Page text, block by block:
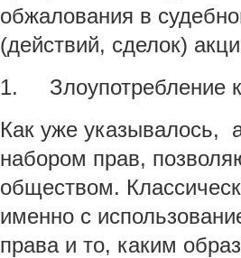
обжалования в
(действий, сделок)
1. Злоупотребление
Как уже указывалось,
набором прав,
обществом.
именно с
права и то, каким